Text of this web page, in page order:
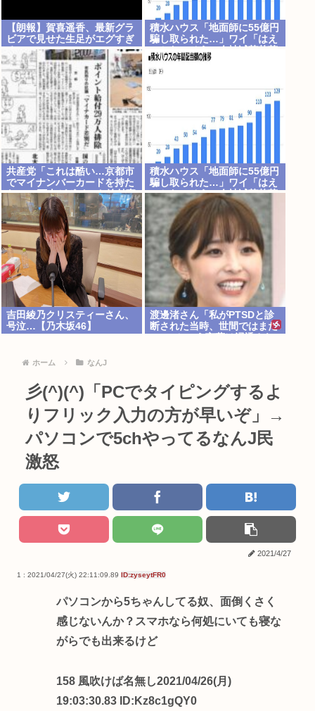
【朗報】賀喜遥香、最新グラ
ビアで見せた生足がエグすぎ
積水ハウス「地面師に55億円
騙し取られた…」ワイ「はえ
ーかわいそう…会社滅茶苦茶
やろなぁ」
共産党「これは酷い…京都市
でマイナンバーカードを持た
ない29万人がポイント給付事
業から排除された」
積水ハウス「地面師に55億円
騙し取られた…」ワイ「はえ
ーかわいそう…会社滅茶苦茶
やろなぁ」
吉田綾乃クリスティーさん、
号泣…【乃木坂46】
渡邊渚さん「私がPTSDと診
断された当時、世間ではまだ
ホーム なんJ
彡(^)(^)「PCでタイピングするよ
りフリック入力の方が早いぞ」→
パソコンで5chやってるなんJ民
激怒
2021/4/27
1 : 2021/04/27(火) 22:11:09.89 ID:zyseytFR0
パソコンから5ちゃんしてる奴、面倒くさく
感じないんか？スマホなら何処にいても寝な
がらでも出来るけど
158 風吹けば名無し2021/04/26(月)
19:03:30.83 ID:Kz8c1gQY0